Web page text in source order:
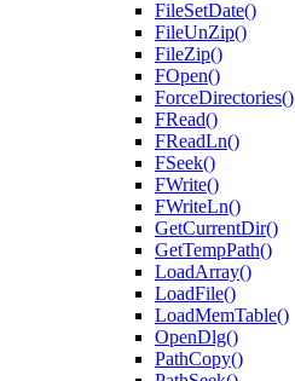
FileSetDate()
FileUnZip()
FileZip()
FOpen()
ForceDirectories()
FRead()
FReadLn()
FSeek()
FWrite()
FWriteLn()
GetCurrentDir()
GetTempPath()
LoadArray()
LoadFile()
LoadMemTable()
OpenDlg()
PathCopy()